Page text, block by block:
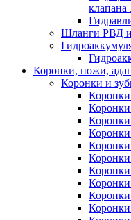
клапана
Шланги РВД и
Коронки, ножи,
Коронки и
Коронки
Коронки
Коронки
Коронки
Коронки
Коронки
Коронки